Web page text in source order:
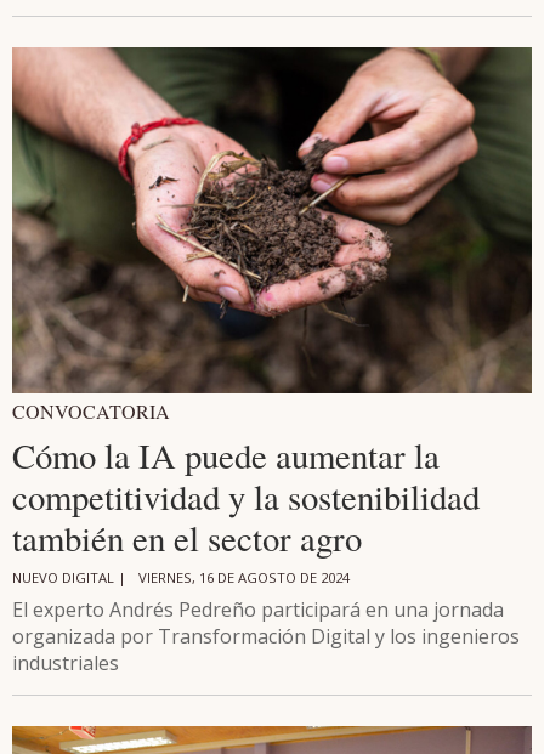
CONVOCATORIA
Cómo la IA puede aumentar la
competitividad y la sostenibilidad
también en el sector agro
NUEVO DIGITAL | VIERNES, 16 DE AGOSTO DE 2024
El experto Andrés Pedreño participará en una jornada
organizada por Transformación Digital y los ingenieros
industriales